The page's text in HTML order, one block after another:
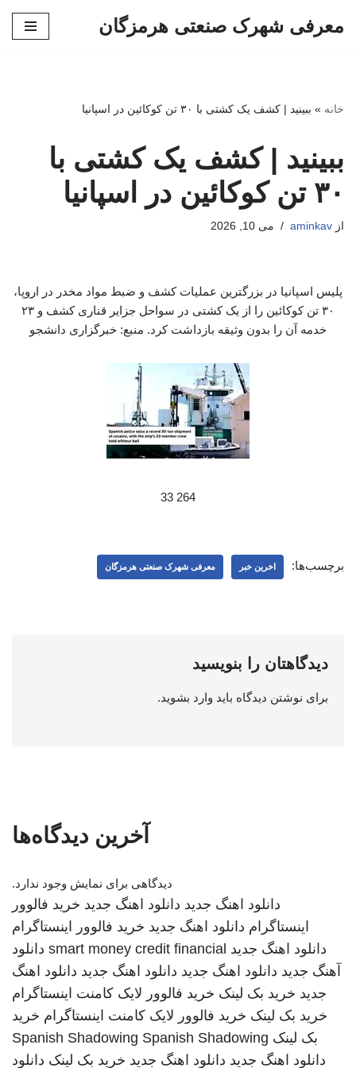
معرفی شهرک صنعتی هرمزگان
خانه » ببینید | کشف یک کشتی با ۳۰ تن کوکائین در اسپانیا
ببینید | کشف یک کشتی با
۳۰ تن کوکائین در اسپانیا
از aminkav می 10, 2026
پلیس اسپانیا در بزرگترین عملیات کشف و ضبط مواد مخدر در اروپا،
۳۰ تن کوکائین را از یک کشتی در سواحل جزایر قناری کشف و ۲۳
خدمه آن را بدون وثیقه بازداشت کرد. منبع: خبرگزاری دانشجو
264 33
برچسب‌ها: اخرین خبر معرفی شهرک صنعتی هرمزگان
دیدگاهتان را بنویسید
برای نوشتن دیدگاه باید وارد بشوید.
آخرین دیدگاه‌ها
دیدگاهی برای نمایش وجود ندارد.
دانلود اهنگ جدید دانلود اهنگ جدید خرید فالوور
اینستاگرام دانلود اهنگ جدید خرید فالوور اینستاگرام
دانلود اهنگ جدید smart money credit financial دانلود
آهنگ جدید دانلود اهنگ جدید دانلود اهنگ جدید دانلود اهنگ
جدید خرید بک لینک خرید فالوور لایک کامنت اینستاگرام
خرید بک لینک خرید فالوور لایک کامنت اینستاگرام خرید
بک لینک
Spanish Shadowing Spanish Shadowing
دانلود اهنگ جدید دانلود اهنگ جدید خرید بک لینک دانلود